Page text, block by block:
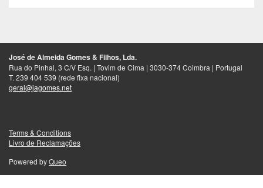
José de Almeida Gomes & Filhos, Lda.
Rua do Pinhal, 3 C/V Esq. | Tovim de Cima | 3030-374 Coimbra | Portugal
T. 239 404 539 (rede fixa nacional)
geral@jagomes.net
Terms & Conditions
Livro de Reclamações
Powered byQueo